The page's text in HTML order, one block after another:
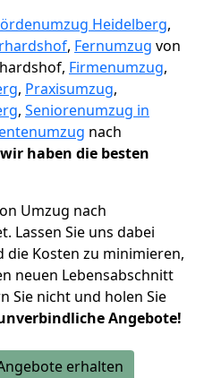
Heidelberg,
, Fernumzug von
Firmenumzug,
, Praxisumzug,
, Seniorenumzug in
nach
wir haben die besten
Umzug nach
Lassen Sie uns dabei
die Kosten zu minimieren,
neuen Lebensabschnitt
Sie nicht und holen Sie
Angebote!
erhalten